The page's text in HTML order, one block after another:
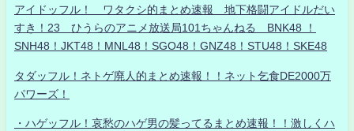
アイドッフル！ ワタクシ的まとめ速報 地下格闘アイドルだい
すき！23 ひうらのアニメ放送局101ちゃんねる BNK48 ！
SNH48！JKT48！MNL48！SGO48！GNZ48！STU48！SKE48
タダッフル！ネトゲ廃人的まとめ速報！！ネット乞食DE2000万
パワーズ！
・ハゲッフル！哀愁のハゲ男の髪ってるまとめ速報！！激しくハ